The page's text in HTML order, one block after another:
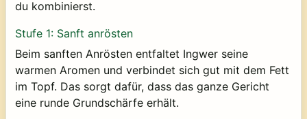
du kombinierst.
Stufe 1: Sanft anrösten
Beim sanften Anrösten entfaltet Ingwer seine
warmen Aromen und verbindet sich gut mit dem Fett
im Topf. Das sorgt dafür, dass das ganze Gericht
eine runde Grundschärfe erhält.